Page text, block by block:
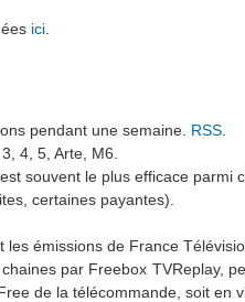
ici
pendant une semaine. RSS
4, 5, Arte, M6.
souvent le plus efficace parmi
certaines payantes).
émissions de France
par Freebox TVReplay,
de la télécommande, soit en